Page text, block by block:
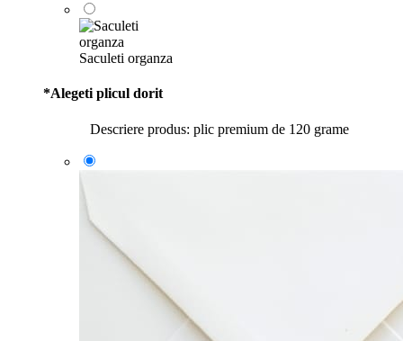
Saculeti organza
*Alegeti plicul dorit
Descriere produs: plic premium de 120 grame